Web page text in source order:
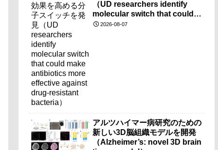
（UD researchers identify
molecular switch that could
make antibiotics more
2026-08-07
アルツハイマー病研究のための
新しい3D脳組織モデルを開発
（Alzheimer’s: novel 3D brain